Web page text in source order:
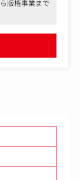
ション・監
版権事業まで
。年間休日12
を保ちながら